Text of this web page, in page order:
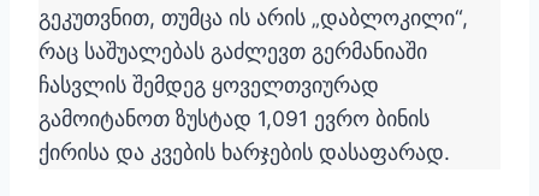
გეკუთვნით, თუმცა ის არის „დაბლოკილი“,
რაც საშუალებას გაძლევთ გერმანიაში
ჩასვლის შემდეგ ყოველთვიურად
გამოიტანოთ ზუსტად 1,091 ევრო ბინის
ქირისა და კვების ხარჯების დასაფარად.